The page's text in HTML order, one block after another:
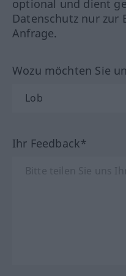
optional und dient
Datenschutz nur
Anfrage.
Wozu möchten Sie
Ihr Feedback*